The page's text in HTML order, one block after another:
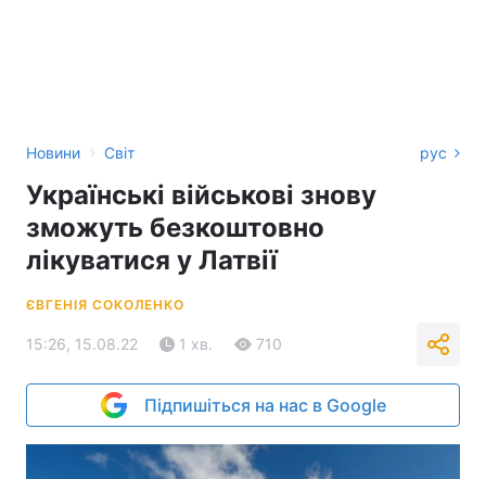
Новини › Світ рус
Українські військові знову
зможуть безкоштовно
лікуватися у Латвії
ЄВГЕНІЯ СОКОЛЕНКО
15:26, 15.08.22 1 хв. 710
Підпишіться на нас в Google